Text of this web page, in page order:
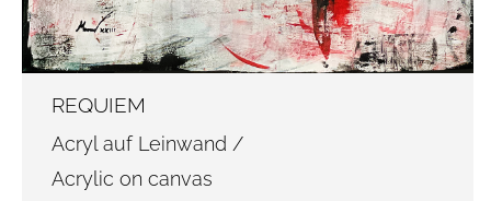
REQUIEM
Acryl auf Leinwand /
Acrylic on canvas